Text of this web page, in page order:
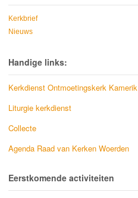
Kerkbrief
Nieuws
Handige links:
Kerkdienst Ontmoetingskerk Kamerik
Liturgie kerkdienst
Collecte
Agenda Raad van Kerken Woerden
Eerstkomende activiteiten